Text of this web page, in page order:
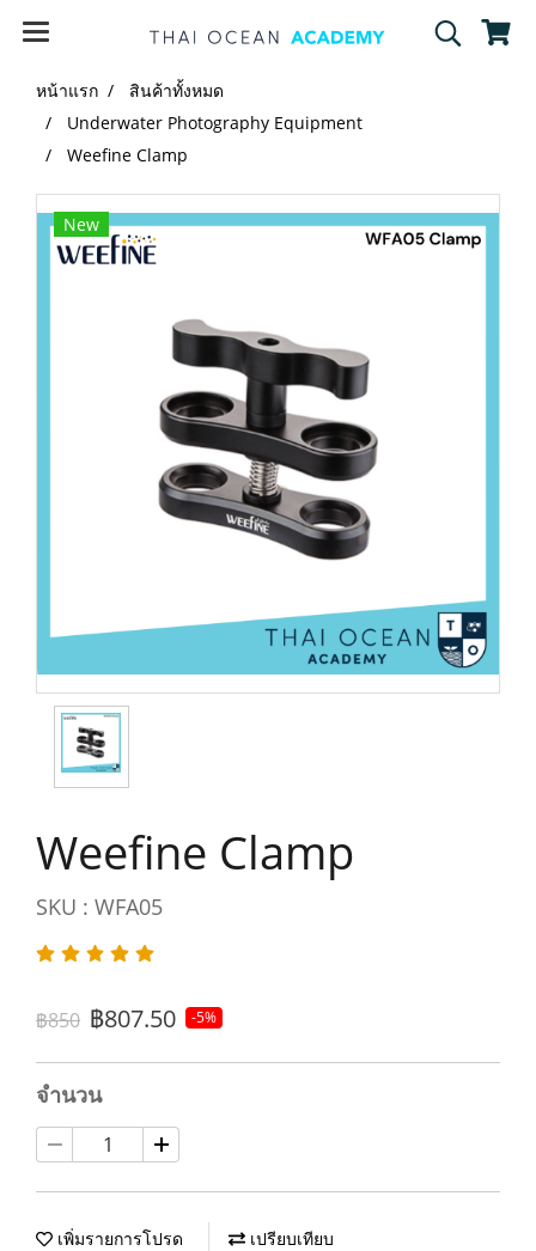
หน้าแรก
สินค้าทั้งหมด
Underwater Photography Equipment
Weefine Clamp
New
Weefine Clamp
SKU : WFA05
฿850 ฿807.50 -5%
จำนวน
เพิ่มรายการโปรด เปรียบเทียบ